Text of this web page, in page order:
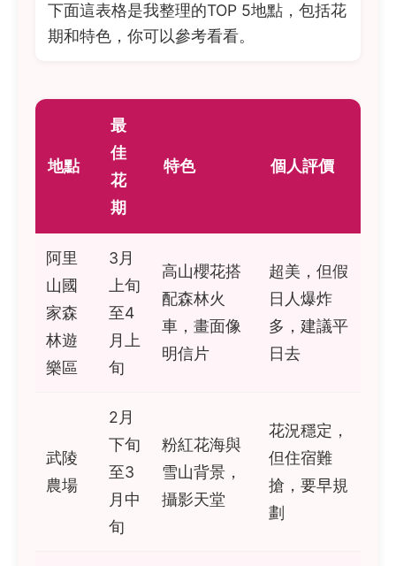
下面這表格是我整理的TOP 5地點，包括花
期和特色，你可以參考看看。
地點
最
佳
花
期
特色 個人評價
阿里
山國
家森
林遊
樂區
3月
上旬
至4
月上
旬
高山櫻花搭
配森林火
車，畫面像
明信片
超美，但假
日人爆炸
多，建議平
日去
武陵
農場
2月
下旬
至3
月中
旬
粉紅花海與
雪山背景，
攝影天堂
花況穩定，
但住宿難
搶，要早規
劃